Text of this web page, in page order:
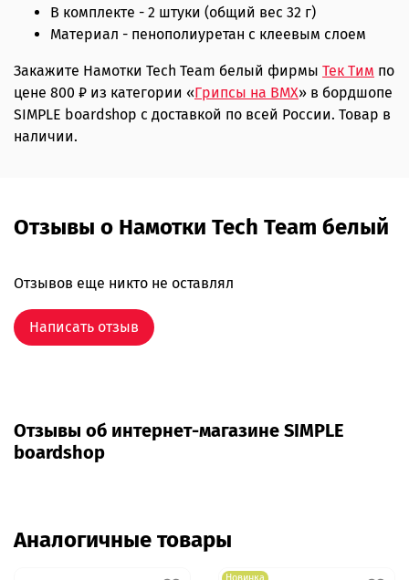
В комплекте - 2 штуки (общий вес 32 г)
Материал - пенополиуретан с клеевым слоем
Закажите Намотки Tech Team белый фирмы Тек Тим по
цене 800 ₽ из категории «Грипсы на BMX» в бордшопе
SIMPLE boardshop с доставкой по всей России. Товар в
наличии.
Отзывы о Намотки Tech Team белый
Отзывов еще никто не оставлял
Написать отзыв
Отзывы об интернет-магазине SIMPLE
boardshop
Аналогичные товары